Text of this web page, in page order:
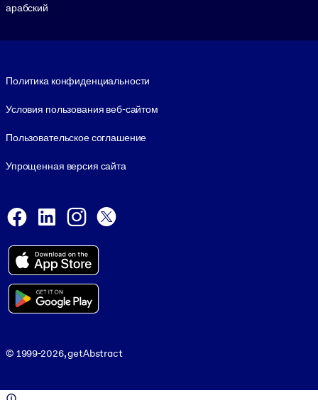
арабский
Политика конфиденциальности
Условия пользования веб-сайтом
Пользовательское соглашение
Упрощенная версия сайта
Facebook
LinkedInInstagram
© 1999-2026, getAbstract